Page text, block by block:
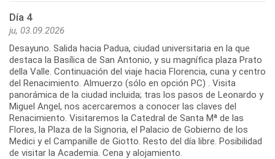
Día 4
ju, 03.09.2026
Desayuno. Salida hacia Padua, ciudad universitaria en la que
destaca la Basílica de San Antonio, y su magnífica plaza Prato
della Valle. Continuación del viaje hacia Florencia, cuna y centro
del Renacimiento. Almuerzo (sólo en opción PC) . Visita
panorámica de la ciudad incluida; tras los pasos de Leonardo y
Miguel Angel, nos acercaremos a conocer las claves del
Renacimiento. Visitaremos la Catedral de Santa Mª de las
Flores, la Plaza de la Signoria, el Palacio de Gobierno de los
Medici y el Campanille de Giotto. Resto del día libre. Posibilidad
de visitar la Academia. Cena y alojamiento.